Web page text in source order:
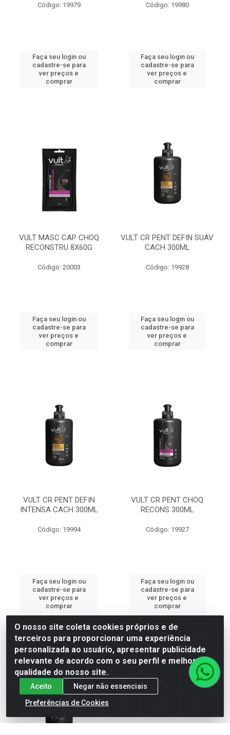
Código: 19979
Faça seu login ou
cadastre-se para
ver preços e
comprar
Código: 19980
Faça seu login ou
cadastre-se para
ver preços e
comprar
VULT MASC CAP CHOQ
RECONSTRU 8X60G
Código: 20003
Faça seu login ou
cadastre-se para
ver preços e
comprar
VULT CR PENT DEFIN SUAV
CACH 300ML
Código: 19928
Faça seu login ou
cadastre-se para
ver preços e
comprar
VULT CR PENT DEFIN
INTENSA CACH 300ML
Código: 19994
Faça seu login ou
cadastre-se para
ver preços e
comprar
VULT CR PENT CHOQ
RECONS 300ML
Código: 19927
Faça seu login ou
cadastre-se para
ver preços e
comprar
O nosso site coleta cookies próprios e de
terceiros para proporcionar uma experiência
personalizada ao usuário, apresentar publicidade
relevante de acordo com o seu perfil e melhorar a
qualidade do nosso site.
Aceito
Negar não essenciais
Preferências de Cookies